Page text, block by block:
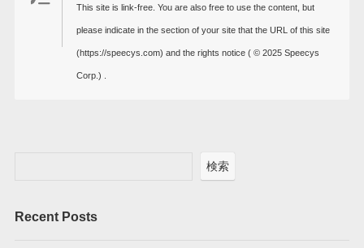
This site is link-free. You are also free to use the content, but
please indicate in the section of your site that the URL of this site
(https://speecys.com) and the rights notice ( © 2025 Speecys
Corp.) .
検索
Recent Posts